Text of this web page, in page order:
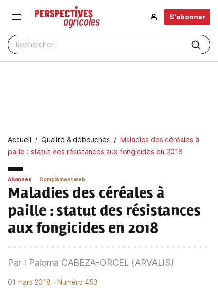
Aller au contenu principal
Rechercher...
S'abonner
Fil d'Ariane
Accueil Qualité & débouchés
Maladies des céréales à
paille : statut des résistances aux fongicides en 2018
Abonnés Complément web
Maladies des céréales à
paille : statut des résistances
aux fongicides en 2018
Par : Paloma CABEZA-ORCEL (ARVALIS)
01 mars 2018 - Numéro 453